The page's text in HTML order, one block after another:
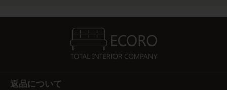
返品について